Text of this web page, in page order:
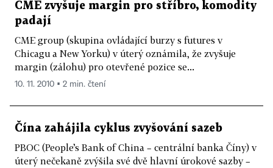
CME zvyšuje margin pro stříbro, komodity
padají
CME group (skupina ovládající burzy s futures v
Chicagu a New Yorku) v úterý oznámila, že zvyšuje
margin (zálohu) pro otevřené pozice se...
10. 11. 2010 ▪ 2 min. čtení
Čína zahájila cyklus zvyšování sazeb
PBOC (People’s Bank of China – centrální banka Číny) v
úterý nečekaně zvýšila své dvě hlavní úrokové sazby –